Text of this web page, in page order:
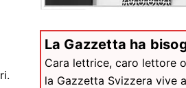
La Gazzetta ha
Cara lettrice, caro lettore
la Gazzetta Svizzera vive